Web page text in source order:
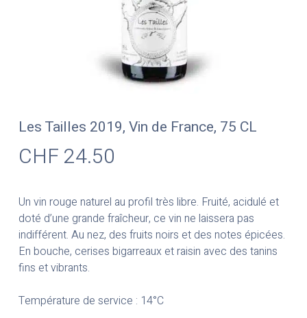
Les Tailles 2019, Vin de France, 75 CL
CHF 24.50
Un vin rouge naturel au profil très libre. Fruité, acidulé et
doté d’une grande fraîcheur, ce vin ne laissera pas
indifférent. Au nez, des fruits noirs et des notes épicées.
En bouche, cerises bigarreaux et raisin avec des tanins
fins et vibrants.
Température de service : 14°C